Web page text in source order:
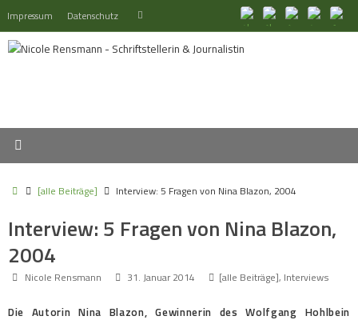
Inhalt
springen
Impressum Datenschutz Suchen
Start[alle Beiträge] Interview: 5 Fragen von Nina Blazon, 2004
Interview: 5 Fragen von Nina Blazon,
2004
Nicole Rensmann 31. Januar 2014 [alle Beiträge], Interviews
Die Autorin Nina Blazon, Gewinnerin des Wolfgang Hohlbein